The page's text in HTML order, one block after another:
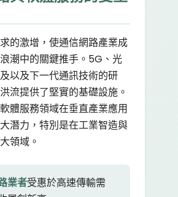
的激增，使通信網路產業成
潮中的關鍵推手。5G、光
以及下一代通訊技術的研
流提供了堅實的基礎設施。
體服務領域在垂直產業應用
潛力，特別是在工業智造與
領域。
業者受惠於高速傳輸需